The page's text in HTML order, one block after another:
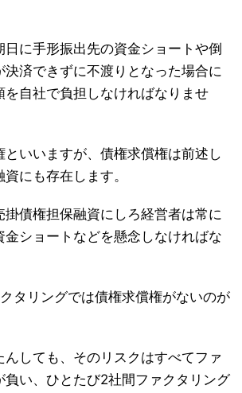
日に手形振出先の資金ショートや倒
決済できずに不渡りとなった場合に
を自社で負担しなければなりませ
といいますが、債権求償権は前述し
にも存在します。
掛債権担保融資にしろ経営者は常に
金ショートなどを懸念しなければな
タリングでは債権求償権がないのが
しても、そのリスクはすべてファ
負い、ひとたび2社間ファクタリング